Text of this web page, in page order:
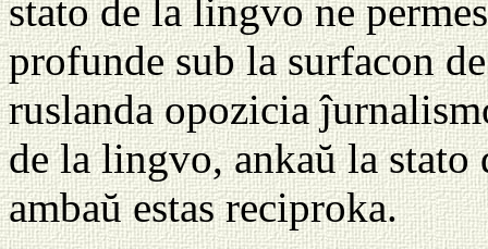
stato de la lingvo ne
profunde sub la surfacon
ruslanda opozicia
de la lingvo, ankaŭ la stato
ambaŭ estas reciproka.